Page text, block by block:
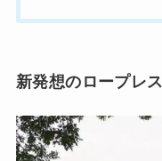
新発想のロープレ